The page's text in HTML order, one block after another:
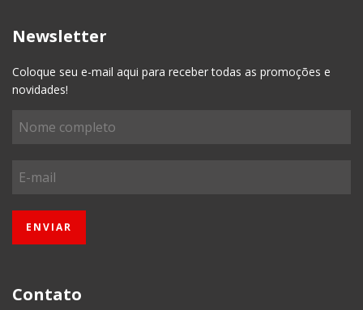
Newsletter
Coloque seu e-mail aqui para receber todas as promoções e
novidades!
Contato